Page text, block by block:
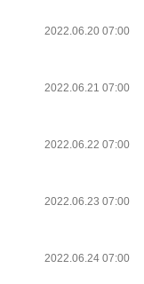
2022.06.20 07:00
2022.06.21 07:00
2022.06.22 07:00
2022.06.23 07:00
2022.06.24 07:00